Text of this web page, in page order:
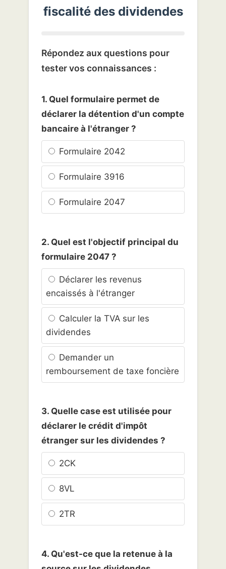
fiscalité des dividendes
Répondez aux questions pour
tester vos connaissances :
1. Quel formulaire permet de
déclarer la détention d'un compte
bancaire à l'étranger ?
Formulaire 2042
Formulaire 3916
Formulaire 2047
2. Quel est l'objectif principal du
formulaire 2047 ?
Déclarer les revenus
encaissés à l'étranger
Calculer la TVA sur les
dividendes
Demander un
remboursement de taxe foncière
3. Quelle case est utilisée pour
déclarer le crédit d'impôt
étranger sur les dividendes ?
2CK
8VL
2TR
4. Qu'est-ce que la retenue à la